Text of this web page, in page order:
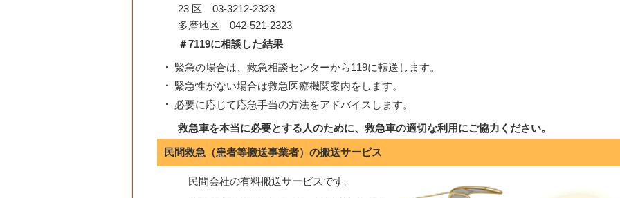
23 区 03-3212-2323
多摩地区 042-521-2323
＃7119に相談した結果
緊急の場合は、救急相談センターから119に転送します。
緊急性がない場合は救急医療機関案内をします。
必要に応じて応急手当の方法をアドバイスします。
救急車を本当に必要とする人のために、救急車の適切な利用にご協力ください。
民間救急（患者等搬送事業者）の搬送サービス
民間会社の有料搬送サービスです。